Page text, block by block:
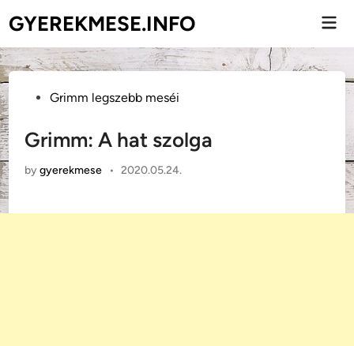
to
content
GYEREKMESE.INFO
PostedGrimm legszebb meséi
Grimm: A hat szolga
bygyerekmese • 2020.05.24.